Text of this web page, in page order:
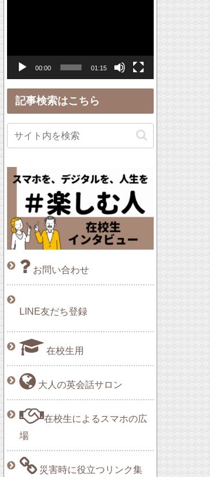
レ
ヤ
ー
00:00 01:15
記事検索はこちら
お問い合わせ
LINE友だち登録
在校生用
大人の英会話サロン
在校生によるスマホの広
場
災害時に役立つリンク集